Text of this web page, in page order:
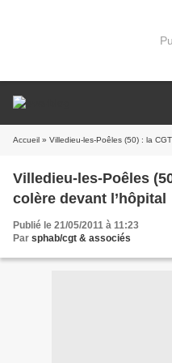
Accueil » Villedieu-les-Poêles (50) : la
Villedieu-les-Poêles
colère devant l’hôpital
Publié le 21/05/2011 à 11:23
Par sphab/cgt & associés